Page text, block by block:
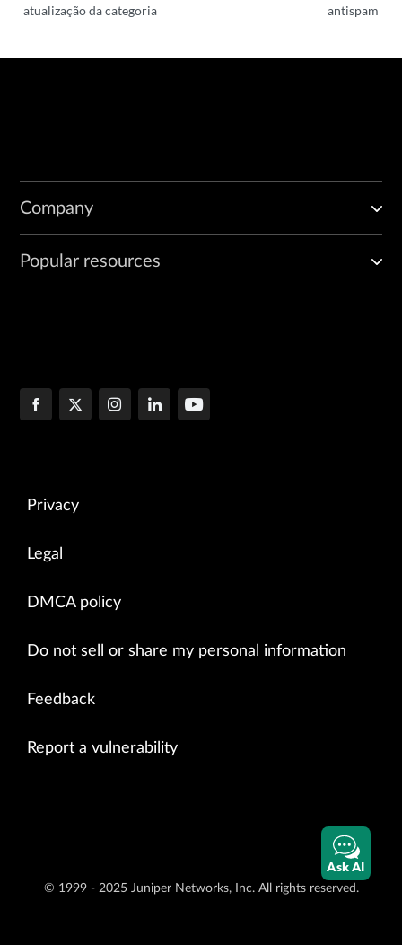
atualização da categoria
antispam
Company
Popular resources
Privacy
Legal
DMCA policy
Do not sell or share my personal information
Feedback
Report a vulnerability
© 1999 - 2025 Juniper Networks, Inc. All rights reserved.
Ask AI